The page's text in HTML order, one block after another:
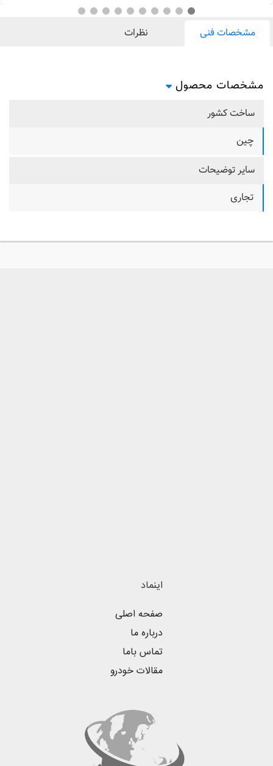
مشخصات فنی نظرات
مشخصات محصول
ساخت کشور
چین
سایر توضیحات
تجاری
اینماد
صفحه اصلی
درباره ما
تماس باما
مقالات خودرو